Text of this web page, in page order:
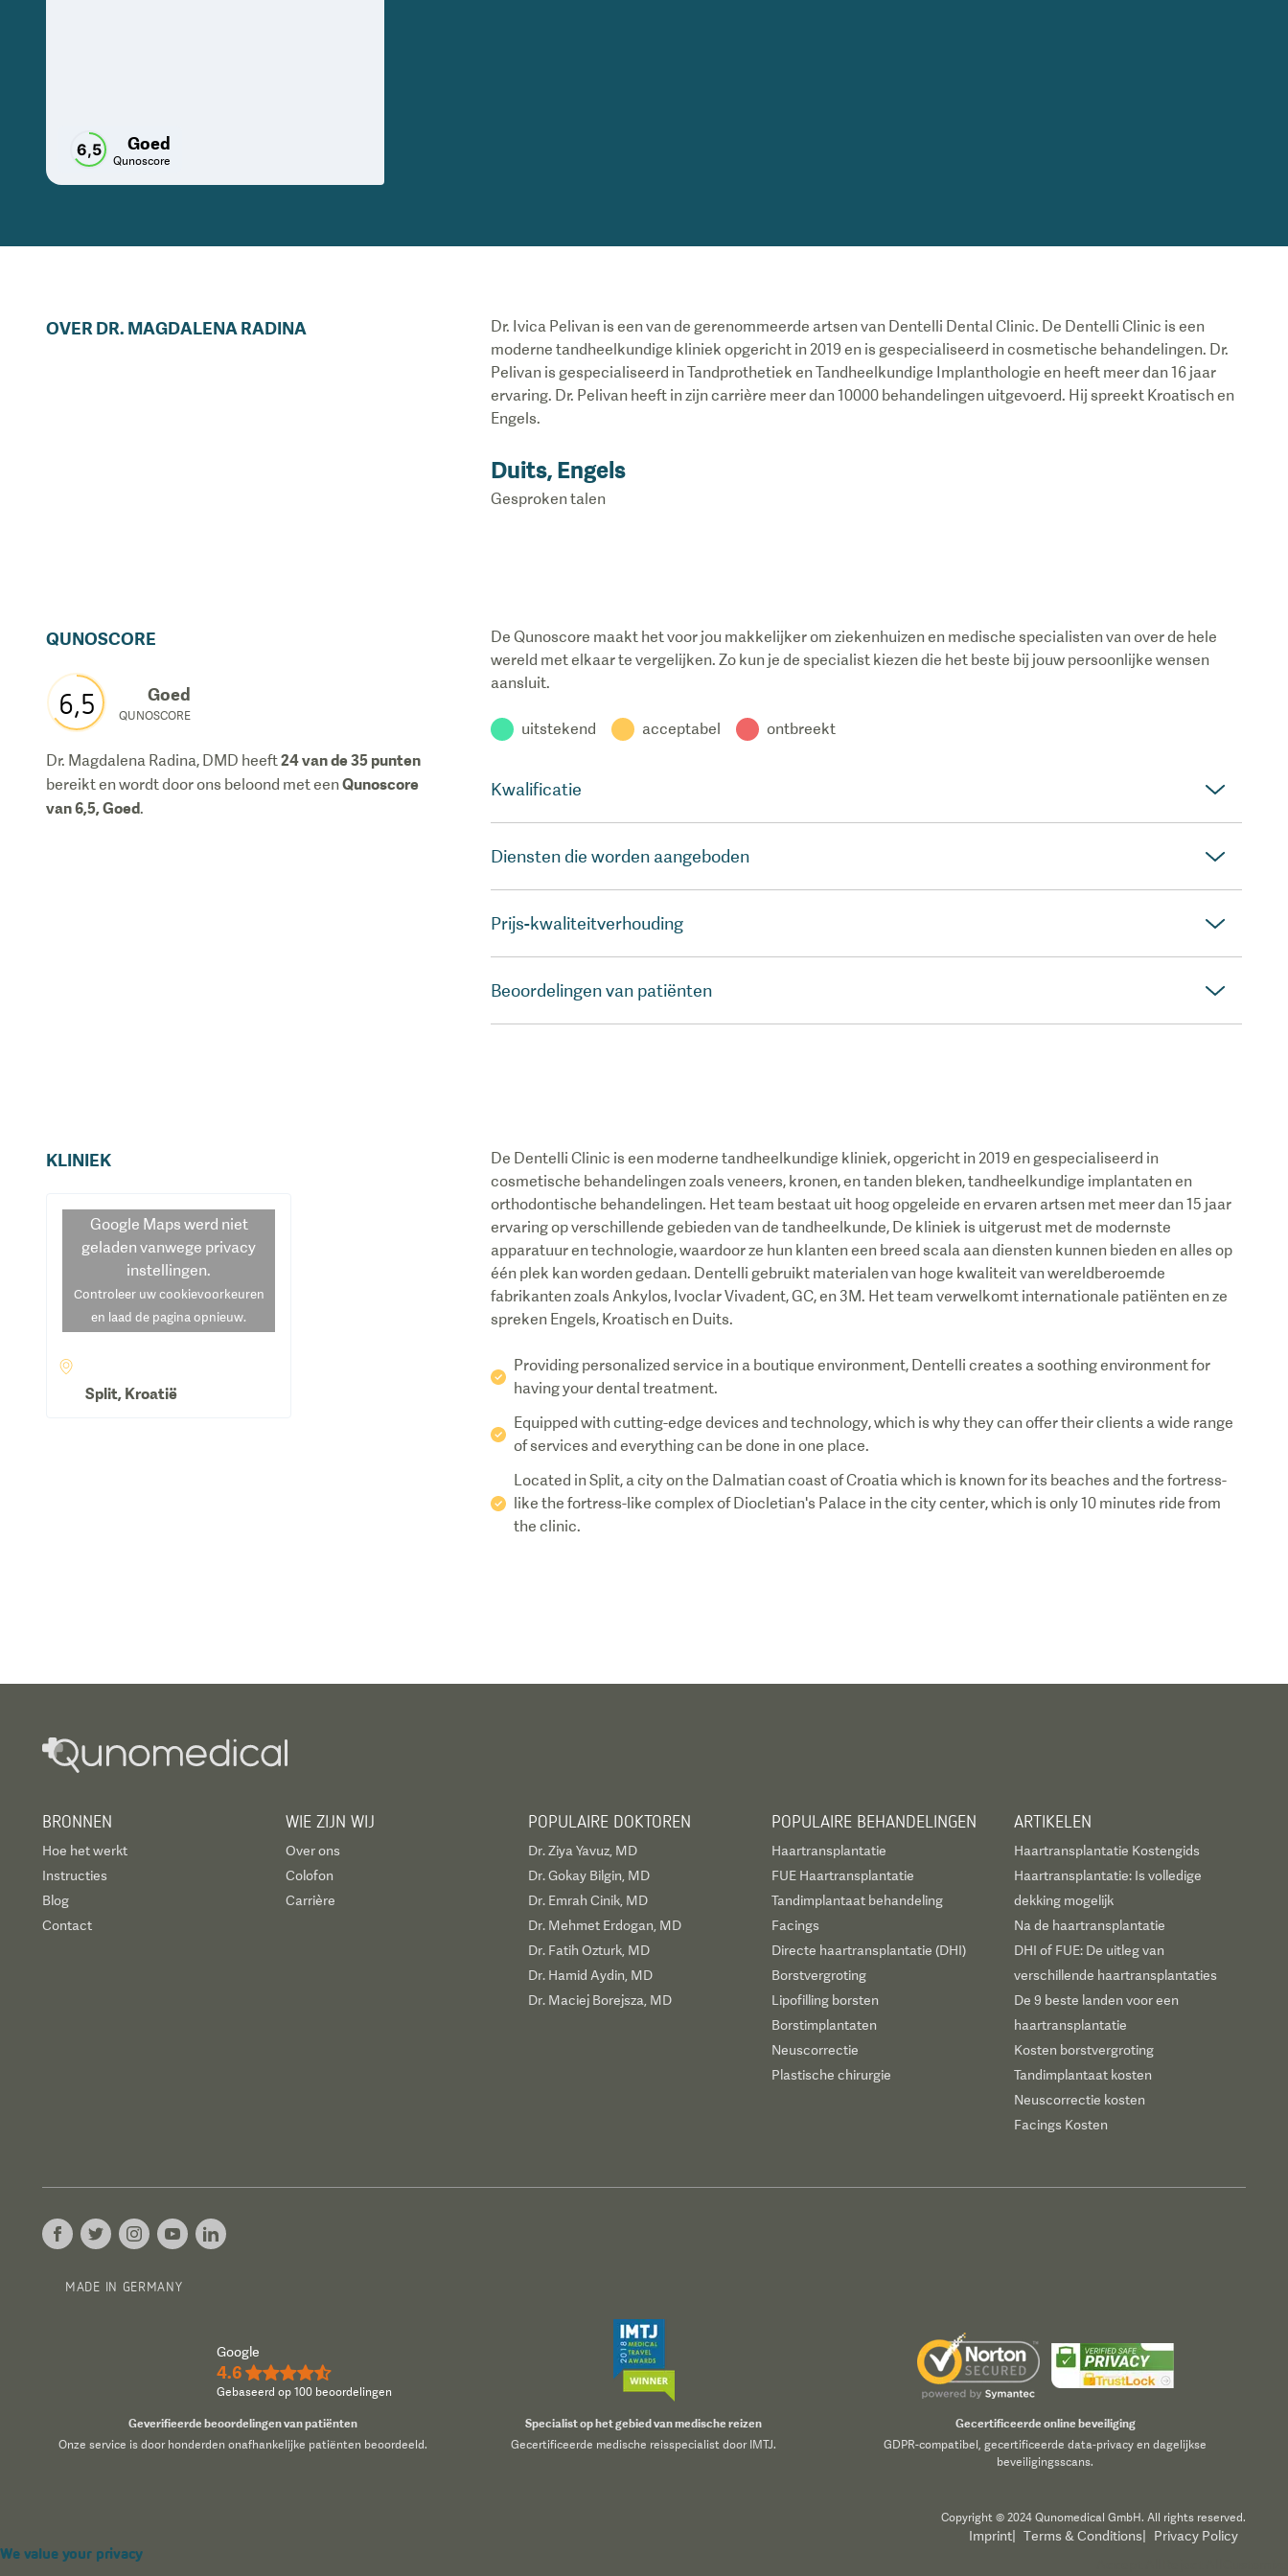
6,5 Goed
Qunoscore
OVER DR. MAGDALENA RADINA
Dr. Ivica Pelivan is een van de gerenommeerde artsen van Dentelli Dental Clinic. De Dentelli Clinic is een
moderne tandheelkundige kliniek opgericht in 2019 en is gespecialiseerd in cosmetische behandelingen. Dr.
Pelivan is gespecialiseerd in Tandprothetiek en Tandheelkundige Implanthologie en heeft meer dan 16 jaar
ervaring. Dr. Pelivan heeft in zijn carrière meer dan 10000 behandelingen uitgevoerd. Hij spreekt Kroatisch en
Engels.
Duits, Engels
Gesproken talen
QUNOSCORE
6,5 Goed
QUNOSCORE
Dr. Magdalena Radina, DMD heeft24van de 35 punten
bereikt en wordt door ons beloond met eenQunoscore
van6,5,Goed.
De Qunoscore maakt het voor jou makkelijker om ziekenhuizen en medische specialisten van over de hele
wereld met elkaar te vergelijken. Zo kun je de specialist kiezen die het beste bij jouw persoonlijke wensen
aansluit.
uitstekend acceptabel ontbreekt
Kwalificatie
Diensten die worden aangeboden
Prijs-kwaliteitverhouding
Beoordelingen van patiënten
KLINIEK
Google Maps werd niet
geladen vanwege privacy
instellingen.
Controleer uw cookievoorkeuren
en laad de pagina opnieuw.
Split, Kroatië
De Dentelli Clinic is een moderne tandheelkundige kliniek, opgericht in 2019 en gespecialiseerd in
cosmetische behandelingen zoals veneers, kronen, en tanden bleken, tandheelkundige implantaten en
orthodontische behandelingen. Het team bestaat uit hoog opgeleide en ervaren artsen met meer dan 15 jaar
ervaring op verschillende gebieden van de tandheelkunde, De kliniek is uitgerust met de modernste
apparatuur en technologie, waardoor ze hun klanten een breed scala aan diensten kunnen bieden en alles op
één plek kan worden gedaan. Dentelli gebruikt materialen van hoge kwaliteit van wereldberoemde
fabrikanten zoals Ankylos, Ivoclar Vivadent, GC, en 3M. Het team verwelkomt internationale patiënten en ze
spreken Engels, Kroatisch en Duits.
Providing personalized service in a boutique environment, Dentelli creates a soothing environment for
having your dental treatment.
Equipped with cutting-edge devices and technology, which is why they can offer their clients a wide range
of services and everything can be done in one place.
Located in Split, a city on the Dalmatian coast of Croatia which is known for its beaches and the fortress-
like the fortress-like complex of Diocletian's Palace in the city center, which is only 10 minutes ride from
the clinic.
BRONNEN
Hoe het werkt
Instructies
Blog
Contact
WIE ZIJN WIJ
Over ons
Colofon
Carrière
POPULAIRE DOKTOREN
Dr. Ziya Yavuz, MD
Dr. Gokay Bilgin, MD
Dr. Emrah Cinik, MD
Dr. Mehmet Erdogan, MD
Dr. Fatih Ozturk, MD
Dr. Hamid Aydin, MD
Dr. Maciej Borejsza, MD
POPULAIRE BEHANDELINGEN
Haartransplantatie
FUE Haartransplantatie
Tandimplantaat behandeling
Facings
Directe haartransplantatie (DHI)
Borstvergroting
Lipofilling borsten
Borstimplantaten
Neuscorrectie
Plastische chirurgie
ARTIKELEN
Haartransplantatie Kostengids
Haartransplantatie: Is volledige
dekking mogelijk
Na de haartransplantatie
DHI of FUE: De uitleg van
verschillende haartransplantaties
De 9 beste landen voor een
haartransplantatie
Kosten borstvergroting
Tandimplantaat kosten
Neuscorrectie kosten
Facings Kosten
MADE IN GERMANY
Google
4.6 ★★★★½
Gebaseerd op 100 beoordelingen
Geverifieerde beoordelingen van patiënten
Onze service is door honderden onafhankelijke patiënten beoordeeld.
Specialist op het gebied van medische reizen
Gecertificeerde medische reisspecialist door IMTJ.
Gecertificeerde online beveiliging
GDPR-compatibel, gecertificeerde data-privacy en dagelijkse
beveiligingsscans.
Copyright © 2024 Qunomedical GmbH. All rights reserved.
Imprint Terms & Conditions Privacy Policy
We value your privacy